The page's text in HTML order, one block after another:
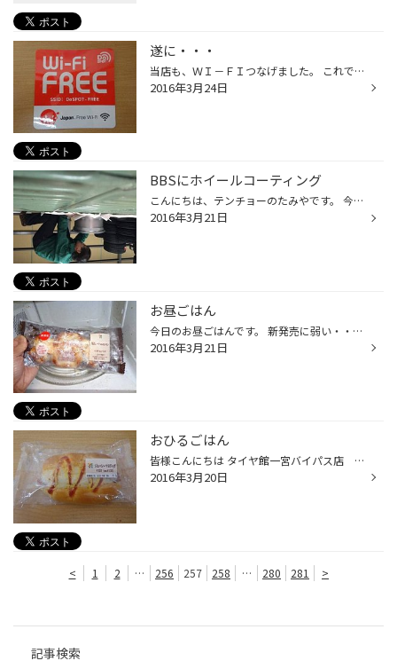
遂に・・・
当店も、ＷＩ－ＦＩつなげました。 これで、また一つ快適な作業待ち時間になること間違いなし!!
2016年3月24日
BBSにホイールコーティング
こんにちは、テンチョーのたみやです。 今週末に取付予定、アウディＡ５でBBSのRE-Vをオーダー頂いたＦ様のホイールにガラス系ホイールコーティングを施工しました。 コーティング剤は市販のものではなく、有名なコーティングプロショップの方が使用する専用品。業務用なので下処理には少々手間はか...
2016年3月21日
お昼ごはん
今日のお昼ごはんです。 新発売に弱い・・・ セブンイレブン 「味わいベーコンのバトン」 ベーコンの味がしっかりしていて 温めるとおいしい!!
2016年3月21日
おひるごはん
皆様こんにちは タイヤ館一宮バイパス店 沖野です。 先週は、私用で平日いませんでした。 申し訳ありません。 本日より、また更新していきます。 本日食べる予定の お昼御飯です。 セブンイレブン 「ジューシーマヨドック」です。 他メーカーと比べ、マヨが多く 書いてある通り ジューシーです。...
2016年3月20日
< 1 2 … 256 257 258 … 280 281 >
記事検索